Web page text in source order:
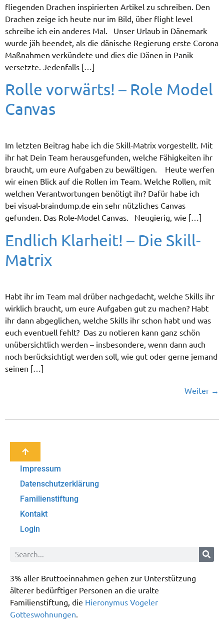
fliegenden Drachen inspirierten Artikel zu schreiben. Den
Drachen zeige ich heute nur im Bild, über flight level
schreibe ich ein anderes Mal. Unser Urlaub in Dänemark
wurde jäh beendet, als die dänische Regierung erste Corona
Maßnahmen verkündete und dies die Dänen in Panik
versetzte. Jedenfalls […]
Rolle vorwärts! – Role Model
Canvas
Im letzten Beitrag habe ich die Skill-Matrix vorgestellt. Mit
ihr hat Dein Team herausgefunden, welche Fähigkeiten ihr
braucht, um eure Aufgaben zu bewältigen. Heute werfen
wir einen Blick auf die Rollen im Team. Welche Rollen, mit
welchen Verantwortungen benötigt ihr? Dafür habe ich
bei visual-braindump.de ein sehr nützliches Canvas
gefunden. Das Role-Model Canvas. Neugierig, wie […]
Endlich Klarheit! – Die Skill-
Matrix
Habt ihr im Team mal drüber nachgedacht, welche Skills ihr
wirklich braucht, um eure Aufgaben gut zu machen? Habt
ihr dann abgeglichen, welche Skills ihr schon habt und was
euch eventuell fehlt? Das zu notieren kann ganz schön
unübersichtlich werden – insbesondere, wenn dann auch
noch berücksichtigt werden soll, wie gut oder gerne jemand
seinen […]
Weiter →
Impressum
Datenschutzerklärung
Familienstiftung
Kontakt
Login
3% aller Bruttoeinnahmen gehen zur Unterstützung
älterer bedürftiger Personen an die uralte
Familienstiftung, die Hieronymus Vogeler
Gotteswohnungen